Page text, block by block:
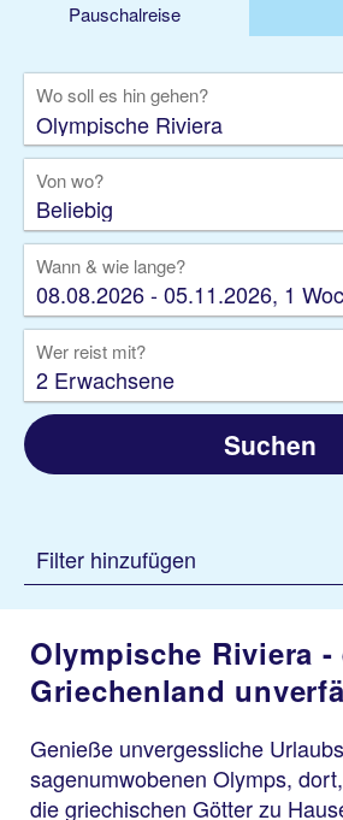
Pauschalreise
Rundreise
Kreuzfahrt
Gruppenreise
Camper
Wo soll es hin gehen?
Von wo?
Beliebig
Wann & wie lange?
08.08.2026 - 05.11.2026, 1
Wer reist mit?
2 Erwachsene
Suchen
Filter hinzufügen
Olympische Riviera -
Griechenland
Genieße unvergessliche
sagenumwobenen Olymps,
die griechischen Götter zu